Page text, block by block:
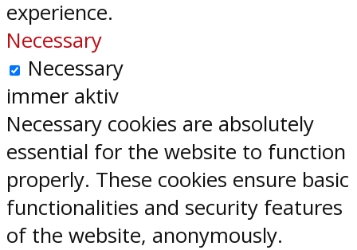
experience.
Necessary
Necessary
immer aktiv
Necessary cookies are absolutely
essential for the website to function
properly. These cookies ensure basic
functionalities and security features
of the website, anonymously.